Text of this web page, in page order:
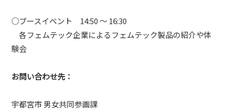
○ブースイベント 14:50 ～ 16:30
各フェムテック企業によるフェムテック製品の紹介や体
験会
お問い合わせ先：
宇都宮市 男女共同参画課